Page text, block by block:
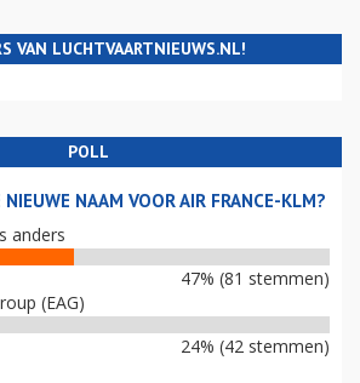
VAN LUCHTVAARTNIEUWS.NL!
POLL
NIEUWE NAAM VOOR AIR FRANCE-KLM?
anders
47% (81 stemmen)
(EAG)
24% (42 stemmen)